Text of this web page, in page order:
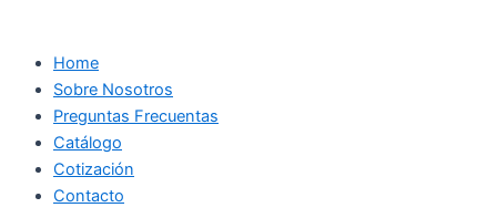
Home
Sobre Nosotros
Preguntas Frecuentas
Catálogo
Cotización
Contacto